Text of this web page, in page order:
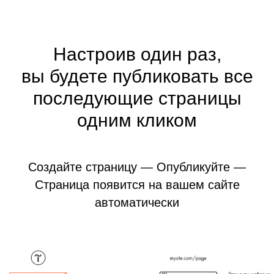
Настроив один раз,
вы будете публиковать все
последующие страницы
одним кликом
Создайте страницу — Опубликуйте —
Страница появится на вашем сайте
автоматически